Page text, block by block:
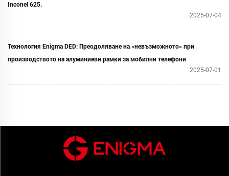
Inconel 625.
2025-07-04
Технология Enigma DED: Преодоляване на «невъзможното» при
производството на алуминиеви рамки за мобилни телефони
2025-07-01